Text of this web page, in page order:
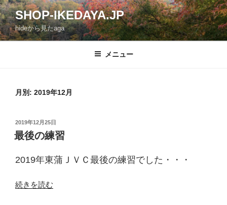
コ
ン
テ
ン
SHOP-IKEDAYA.JP
hideから見たaga
メニュー
月別: 2019年12月
投
稿
日:
2019年12月25日
最後の練習
2019年東蒲ＪＶＣ最後の練習でした・・・
“最
続きを読む